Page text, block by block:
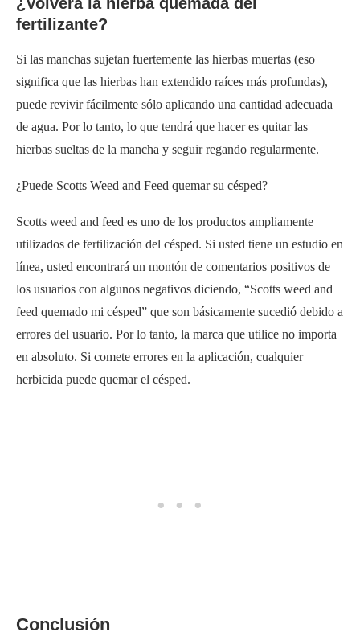
fertilizante?
Si las manchas sujetan fuertemente las hierbas muertas (eso
significa que las hierbas han extendido raíces más profundas),
puede revivir fácilmente sólo aplicando una cantidad adecuada
de agua. Por lo tanto, lo que tendrá que hacer es quitar las
hierbas sueltas de la mancha y seguir regando regularmente.
¿Puede Scotts Weed and Feed quemar su césped?
Scotts weed and feed es uno de los productos ampliamente
utilizados de fertilización del césped. Si usted tiene un estudio en
línea, usted encontrará un montón de comentarios positivos de
los usuarios con algunos negativos diciendo, “Scotts weed and
feed quemado mi césped” que son básicamente sucedió debido a
errores del usuario. Por lo tanto, la marca que utilice no importa
en absoluto. Si comete errores en la aplicación, cualquier
herbicida puede quemar el césped.
Conclusión